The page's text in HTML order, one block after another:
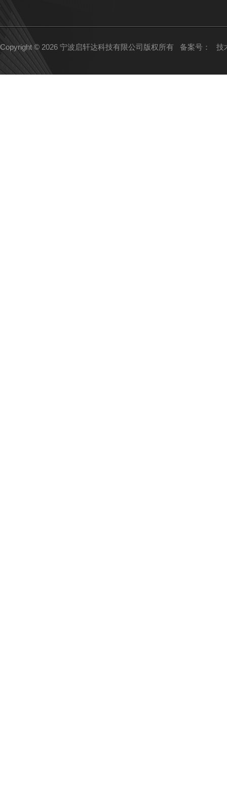
Copyright © 2026 宁波启轩达科技有限公司版权所有 备案号： 技